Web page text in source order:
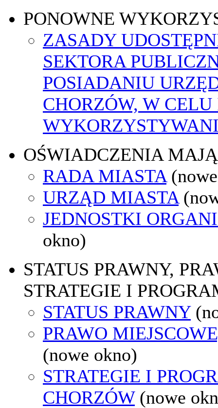
PONOWNE
ZASADY
SEKTORA
POSIADANIU
CHORZÓW, W
OŚWIADCZENIA
RADA MIASTA
URZĄD MIASTA
JEDNOSTKI
okno)
STATUS PRAWNY,
STRATEGIE I
STATUS PRAWNY
PRAWO
(nowe okno)
STRATEGIE I
CHORZÓW (nowe